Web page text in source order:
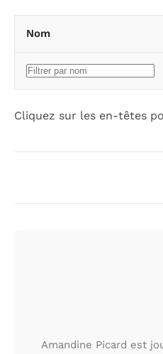
Nom
Cliquez sur les en-têtes
Amandine Picard est